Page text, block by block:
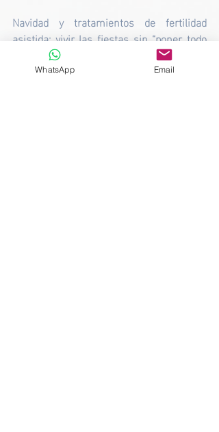
Navidad y tratamientos de fertilidad
asistida: vivir las fiestas sin “poner todo
en pausa.”
WhatsApp Email